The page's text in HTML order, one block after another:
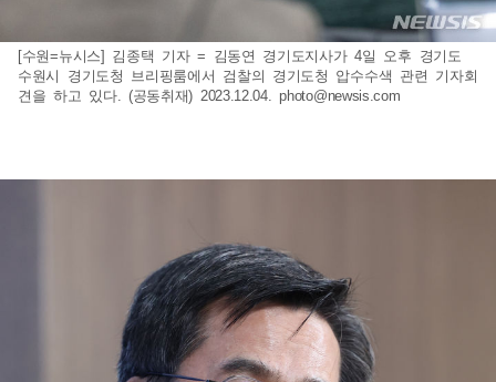
[수원=뉴시스] 김종택 기자 = 김동연 경기도지사가 4일 오후 경기도
수원시 경기도청 브리핑룸에서 검찰의 경기도청 압수수색 관련 기자회
견을 하고 있다. (공동취재) 2023.12.04.photo@newsis.com